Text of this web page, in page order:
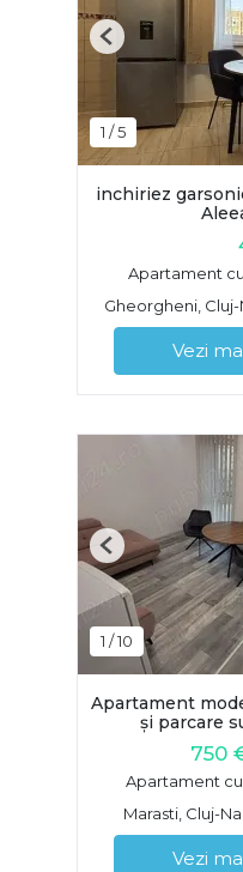
1 /5
Previous
inchiriez
Apartament
Gheorgheni,
Vezi
1 /10
Previous
Apartament
și parcare
750
Apartament
Marasti, Cluj-
Vezi